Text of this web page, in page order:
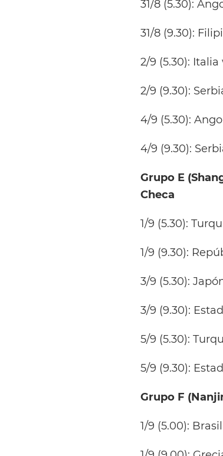
31/8 (5.30):
31/8 (9.30):
2/9 (5.30): Italia
2/9 (9.30):
4/9 (5.30):
4/9 (9.30):
Grupo E
Checa
1/9 (5.30):
1/9 (9.30):
3/9 (5.30):
3/9 (9.30):
5/9 (5.30):
5/9 (9.30):
Grupo F
1/9 (5.00):